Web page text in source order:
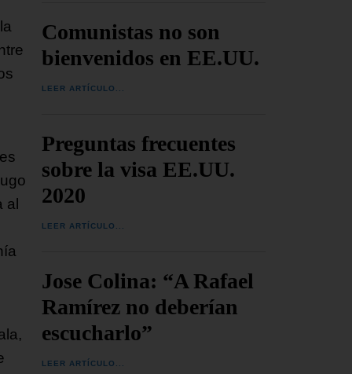
al
Comunistas no son
bienvenidos en EE.UU.
LEER ARTÍCULO...
Preguntas frecuentes
sobre la visa EE.UU.
2020
LEER ARTÍCULO...
Jose Colina: “A Rafael
Ramírez no deberían
escucharlo”
LEER ARTÍCULO...